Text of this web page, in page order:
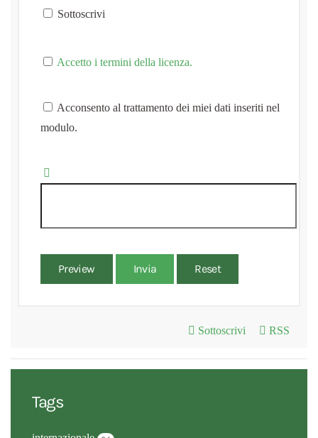
Sottoscrivi
Accetto i termini della licenza.
Acconsento al trattamento dei miei dati inseriti nel
modulo.
Preview Invia Reset
Sottoscrivi RSS
Tags